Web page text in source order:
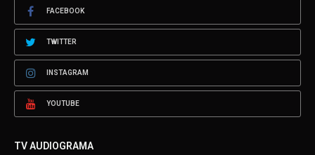
FACEBOOK
TWITTER
INSTAGRAM
YOUTUBE
TV AUDIOGRAMA